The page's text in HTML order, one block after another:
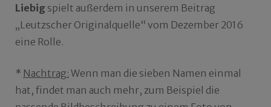
Liebig spielt außerdem in unserem Beitrag
„Leutzscher Originalquelle“ vom Dezember 2016
eine Rolle.
* Nachtrag: Wenn man die sieben Namen einmal
hat, findet man auch mehr, zum Beispiel die